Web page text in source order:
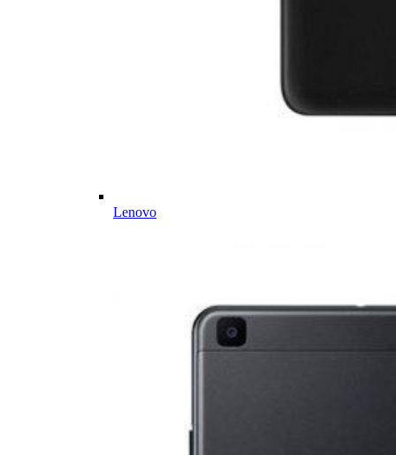
Lenovo